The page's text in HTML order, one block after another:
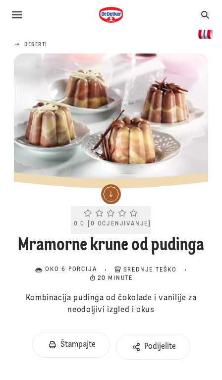
DESERTI
Current rating 0.0. Click to rate.
0.0 [0 OCJENJIVANJE
Mramorne krune od pudinga
OKO 6 PORCIJA
SREDNJE TEŠKO
20 MINUTE
Kombinacija pudinga od čokolade i vanilije za
neodoljivi izgled i okus
Štampajte Podijelite